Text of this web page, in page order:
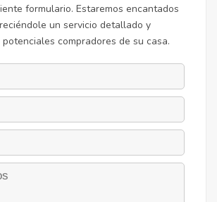
formulario. Estaremos encantados
un servicio detallado y
compradores de su casa.